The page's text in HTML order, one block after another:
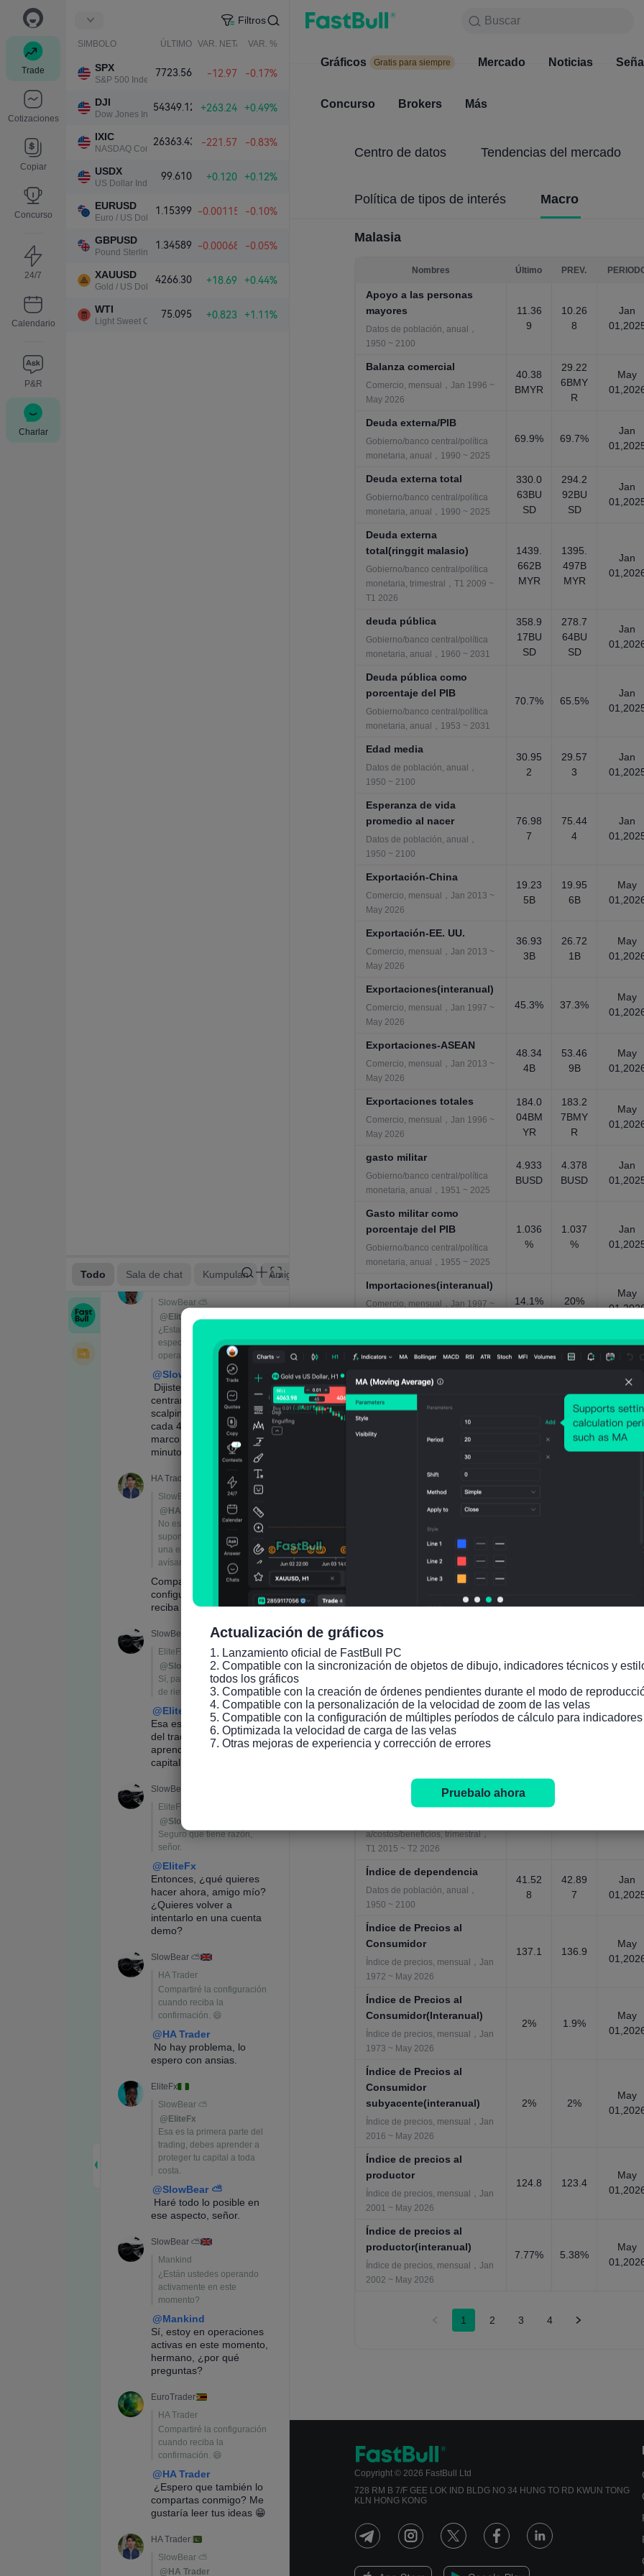
Trade
Cotizaciones
Copiar
Concurso
24/7
Calendario
P&R
Charlar
Filtros
SIMBOLO ÚLTIMO VAR. NETA VAR. %
SPX
S&P 500 Index
7723.56 -12.97 -0.17%
DJI
Dow Jones Industrial Average
54349.12 +263.24 +0.49%
IXIC
NASDAQ Composite Index
26363.43 -221.57 -0.83%
USDX
US Dollar Index
99.610 +0.120 +0.12%
EURUSD
Euro / US Dollar
1.15399 -0.00115 -0.10%
GBPUSD
Pound Sterling / US Dollar
1.34589 -0.00068 -0.05%
XAUUSD
Gold / US Dollar
4266.30 +18.69 +0.44%
WTI
Light Sweet Crude Oil
75.095 +0.823 +1.11%
Buscar
Gráficos Gratis para siempre Mercado
Buscar
Productos
Gráficos Gratis para siempre Mercado Noticias
Concurso Brokers Más
Centro de datos Tendencias del mercado
Política de tipos de interés Macro
Malasia
Nombres Último PREV.
Apoyo a las personas
mayores
Datos de población, anual，
1950 ~ 2100
11.36
9
10.26
8
Jan
Balanza comercial
Comercio, mensual，Jan 1996 ~
May 2026
40.38
BMYR
29.22
6BMY
R
May
Deuda externa/PIB
Gobierno/banco central/política
monetaria, anual，1990 ~ 2025
69.9% 69.7%
Jan
Deuda externa total
Gobierno/banco central/política
monetaria, anual，1990 ~ 2025
330.0
63BU
SD
294.2
92BU
SD
Jan
Deuda externa
total(ringgit malasio)
Gobierno/banco central/política
monetaria, trimestral，T1 2009 ~
T1 2026
1439.
662B
MYR
1395.
497B
MYR
Jan
deuda pública
Gobierno/banco central/política
monetaria, anual，1960 ~ 2031
358.9
17BU
SD
278.7
64BU
SD
Jan
Deuda pública como
porcentaje del PIB
Gobierno/banco central/política
monetaria, anual，1953 ~ 2031
70.7% 65.5%
Jan
Edad media
Datos de población, anual，
1950 ~ 2100
30.95
2
29.57
3
Jan
Esperanza de vida
promedio al nacer
Datos de población, anual，
1950 ~ 2100
76.98
7
75.44
4
Jan
Exportación-China
Comercio, mensual，Jan 2013 ~
May 2026
19.23
5B
19.95
6B
May
Exportación-EE. UU.
Comercio, mensual，Jan 2013 ~
May 2026
36.93
3B
26.72
1B
May
Exportaciones(interanual)
Comercio, mensual，Jan 1997 ~
May 2026
45.3% 37.3%
May
Exportaciones-ASEAN
Comercio, mensual，Jan 2013 ~
May 2026
48.34
4B
53.46
9B
May
Exportaciones totales
Comercio, mensual，Jan 1996 ~
May 2026
184.0
04BM
YR
183.2
7BMY
R
May
gasto militar
Gobierno/banco central/política
monetaria, anual，1951 ~ 2025
4.933
BUSD
4.378
BUSD
Jan
Gasto militar como
porcentaje del PIB
Gobierno/banco central/política
monetaria, anual，1955 ~ 2025
1.036
%
1.037
%
Jan
Importaciones(interanual)
Comercio, mensual，Jan 1997 ~
May 2026
14.1% 20%
May
Comercio, mensual，Jan 2013 ~
33.57
37.36
4B
May
01,2026
Importaciones totales
Comercio, mensual，Mar 1996 ~
May 2026
154.0
44BM
YR
May
Comercio, mensual，Jan 2013 ~
Importado de Estados
Comercio, mensual，Jan 2013 ~
Índice compuesto de
indicadores económicos
Indicadores económicos
generales, mensual，Jan 1991 ~
Apr 2026
empresariales previstos
Servicios/producción/manufactur
a/costos/beneficios, trimestral，
T1 2015 ~ T2 2026
9 -2.665
empresariales previstos-
a/costos/beneficios, trimestral，
T1 2015 ~ T2 2026
16.8
Índice de dependencia
Datos de población, anual，
1950 ~ 2100
41.52
8
42.89
7
Jan
Índice de Precios al
Consumidor
Índice de precios, mensual，Jan
1972 ~ May 2026
137.1 136.9
May
Índice de Precios al
Consumidor(Interanual)
Índice de precios, mensual，Jan
1973 ~ May 2026
2% 1.9%
May
Índice de Precios al
Consumidor
subyacente(interanual)
Índice de precios, mensual，Jan
2016 ~ May 2026
2% 2%
May
Índice de precios al
productor
Índice de precios, mensual，Jan
2001 ~ May 2026
124.8 123.4
May
Índice de precios al
productor(interanual)
Índice de precios, mensual，Jan
2002 ~ May 2026
7.77% 5.38%
May
1 2 3 4
Copyright © 2026 FastBull Ltd
728 RM B 7/F GEE LOK IND BLDG NO 34 HUNG TO RD KWUN TONG
KLN HONG KONG
Actualización de gráficos
1. Lanzamiento oficial de FastBull PC
2. Compatible con la sincronización de objetos de dibujo, indicadores técnicos y
todos los gráficos
3. Compatible con la creación de órdenes pendientes durante el modo de
4. Compatible con la personalización de la velocidad de zoom de las velas
5. Compatible con la configuración de múltiples períodos de cálculo para
6. Optimizada la velocidad de carga de las velas
7. Otras mejoras de experiencia y corrección de errores
Pruebalo ahora